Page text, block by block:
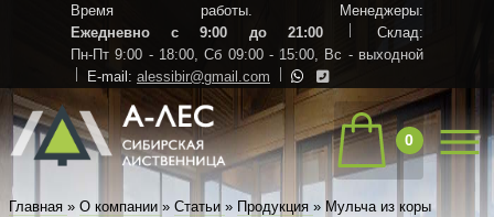
Время работы. Менеджеры:
Ежедневно с 9:00 до 21:00
Склад:
Пн-Пт 9:00 - 18:00, Сб 09:00 - 15:00, Вс - выходной
E-mail: alessibir@gmail.com
0
Главная » О компании » Статьи » Продукция » Мульча из коры